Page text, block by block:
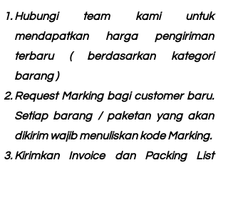
Hubungi team kami untuk
mendapatkan harga pengiriman
terbaru ( berdasarkan kategori
barang )
Request Marking bagi customer baru.
Setiap barang / paketan yang akan
dikirim wajib menuliskan kode Marking.
Kirimkan Invoice dan Packing List